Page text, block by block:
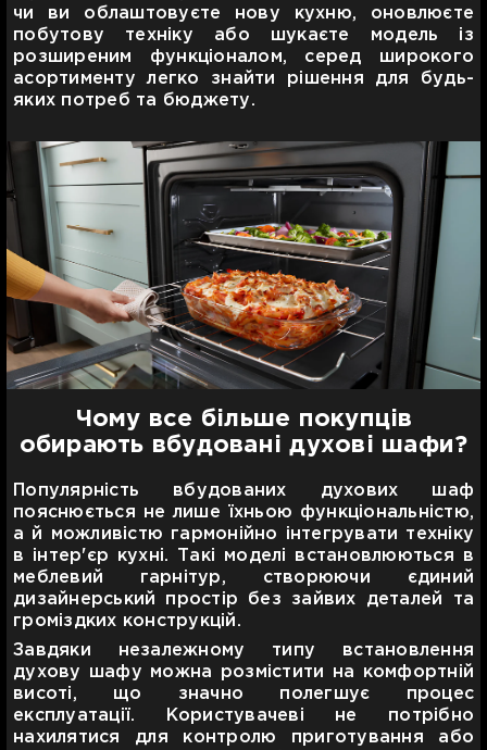
чи ви облаштовуєте нову кухню, оновлюєте
побутову техніку або шукаєте модель із
розширеним функціоналом, серед широкого
асортименту легко знайти рішення для будь-
яких потреб та бюджету.
Чому все більше покупців
обирають вбудовані духові шафи?
Популярність вбудованих духових шаф
пояснюється не лише їхньою функціональністю,
а й можливістю гармонійно інтегрувати техніку
в інтер'єр кухні. Такі моделі встановлюються в
меблевий гарнітур, створюючи єдиний
дизайнерський простір без зайвих деталей та
громіздких конструкцій.
Завдяки незалежному типу встановлення
духову шафу можна розмістити на комфортній
висоті, що значно полегшує процес
експлуатації. Користувачеві не потрібно
нахилятися для контролю приготування або